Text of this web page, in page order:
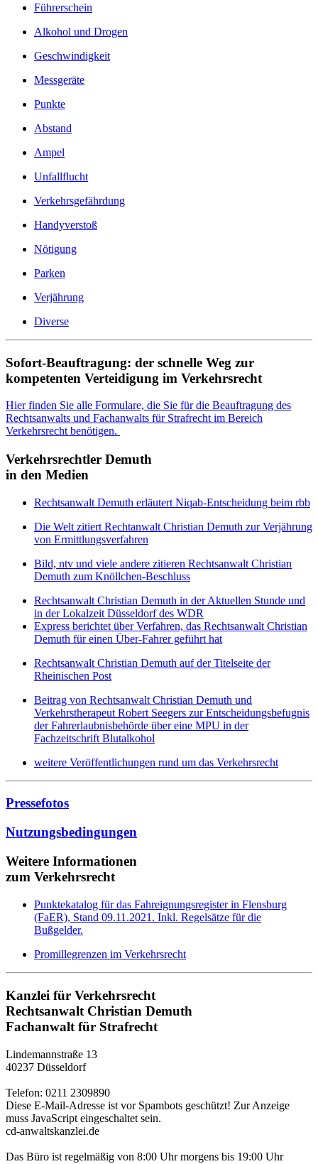
Führerschein
Alkohol und Drogen
Geschwindigkeit
Messgeräte
Punkte
Abstand
Ampel
Unfallflucht
Verkehrsgefährdung
Handyverstoß
Nötigung
Parken
Verjährung
Diverse
Sofort-Beauftragung: der schnelle Weg zur
kompetenten Verteidigung im Verkehrsrecht
Hier finden Sie alle Formulare, die Sie für die Beauftragung des
Rechtsanwalts und Fachanwalts für Strafrecht im Bereich
Verkehrsrecht benötigen.
Verkehrsrechtler Demuth
in den Medien
Rechtsanwalt Demuth erläutert Niqab-Entscheidung beim rbb
Die Welt zitiert Rechtanwalt Christian Demuth zur Verjährung
von Ermittlungsverfahren
Bild, ntv und viele andere zitieren Rechtsanwalt Christian
Demuth zum Knöllchen-Beschluss
Rechtsanwalt Christian Demuth in der Aktuellen Stunde und
in der Lokalzeit Düsseldorf des WDR
Express berichtet über Verfahren, das Rechtsanwalt Christian
Demuth für einen Über-Fahrer geführt hat
Rechtsanwalt Christian Demuth auf der Titelseite der
Rheinischen Post
Beitrag von Rechtsanwalt Christian Demuth und
Verkehrstherapeut Robert Seegers zur Entscheidungsbefugnis
der Fahrerlaubnisbehörde über eine MPU in der
Fachzeitschrift Blutalkohol
weitere Veröffentlichungen rund um das Verkehrsrecht
Pressefotos
Nutzungsbedingungen
Weitere Informationen
zum Verkehrsrecht
Punktekatalog für das Fahreignungsregister in Flensburg
(FaER), Stand 09.11.2021. Inkl. Regelsätze für die
Bußgelder.
Promillegrenzen im Verkehrsrecht
Kanzlei für Verkehrsrecht
Rechtsanwalt Christian Demuth
Fachanwalt für Strafrecht
Lindemannstraße 13
40237 Düsseldorf
Telefon: 0211 2309890
Diese E-Mail-Adresse ist vor Spambots geschützt! Zur Anzeige
muss JavaScript eingeschaltet sein.
cd-anwaltskanzlei.de
Das Büro ist regelmäßig von 8:00 Uhr morgens bis 19:00 Uhr